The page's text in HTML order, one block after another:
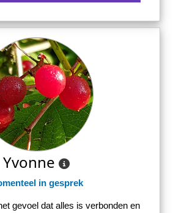
Yvonne
in gesprek
gevoel dat alles is verbonden en